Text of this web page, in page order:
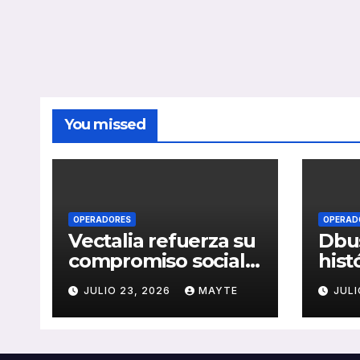
You missed
OPERADORES
Vectalia refuerza su
compromiso social y
medioambiental
con la publicación
de su Memoria de
JULIO 23, 2026 MAYTE
del